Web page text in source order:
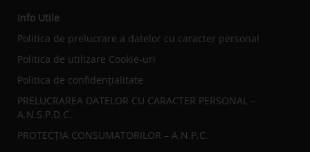
Info Utile
Politica de prelucrare a datelor cu caracter personal
Politica de utilizare Cookie-uri
Politica de confidențialitate
PRELUCRAREA DATELOR CU CARACTER PERSONAL –
A.N.S.P.D.C.
PROTECȚIA CONSUMATORILOR – A.N.P.C.